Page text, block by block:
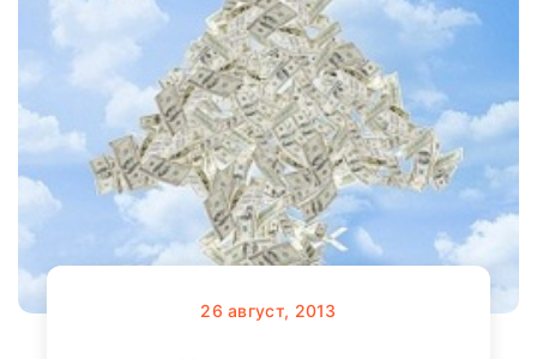
26 август, 2013